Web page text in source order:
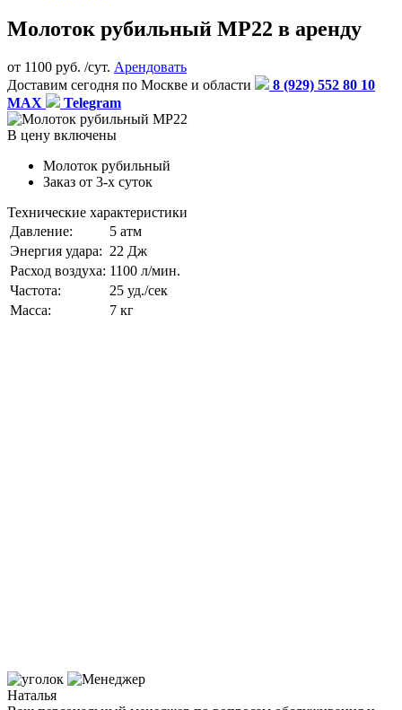
Молоток рубильный МР22 в аренду
от 1100 руб. /сут. Арендовать
Доставим сегодня по Москве и области
8 (929) 552 80 10
MAX
Telegram
В цену включены
Молоток рубильный
Заказ от 3-х суток
Технические характеристики
Давление:
5 атм
Энергия удара: 22 Дж
Расход воздуха: 1100 л/мин.
Частота:
25 уд./сек
Масса:
7 кг
Наталья